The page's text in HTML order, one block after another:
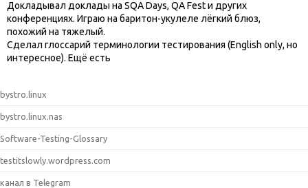
Докладывал доклады на SQA Days, QA Fest и других
конференциях. Играю на баритон-укулеле лёгкий блюз,
похожий на тяжелый.
Сделал глоссарий терминологии тестирования (English only, но
интересное). Ещё есть
bystro.linux
bystro.linux.nas
Software-Testing-Glossary
testitslowly.wordpress.com
канал в Telegram